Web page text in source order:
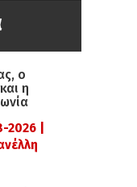
ο
η
|